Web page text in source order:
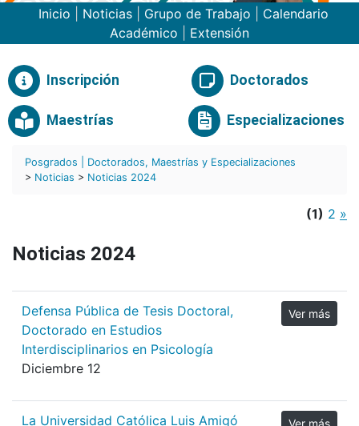
Inicio Noticias Grupo de Trabajo
Calendario
Académico
Extensión
Inscripción Doctorados
Maestrías Especializaciones
Posgrados | Doctorados, Maestrías y Especializaciones
> Noticias > Noticias 2024
(1) 2 »
Noticias 2024
Defensa Pública de Tesis Doctoral,
Doctorado en Estudios
Interdisciplinarios en Psicología
Diciembre 12
Ver más
La Universidad Católica Luis Amigó